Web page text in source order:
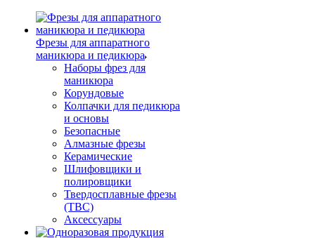
Фрезы для аппаратного
маникюра и педикюра
Наборы фрез для
маникюра
Корундовые
Колпачки для педикюра
и основы
Безопасные
Алмазные фрезы
Керамические
Шлифовщики и
полировщики
Твердосплавные фрезы
(ТВС)
Аксессуары